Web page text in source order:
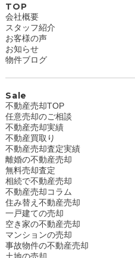
TOP
会社概要
スタッフ紹介
お客様の声
お知らせ
物件ブログ
Sale
不動産売却TOP
任意売却のご相談
不動産売却実績
不動産買取り
不動産売却査定実績
離婚の不動産売却
無料売却査定
相続で不動産売却
不動産売却コラム
住み替え不動産売却
一戸建ての売却
空き家の不動産売却
マンションの売却
事故物件の不動産売却
土地の売却